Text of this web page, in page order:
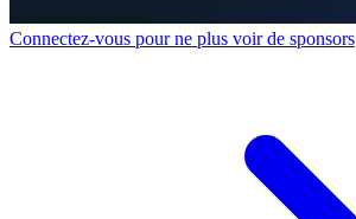
Connectez-vous pour ne plus voir de sponsors